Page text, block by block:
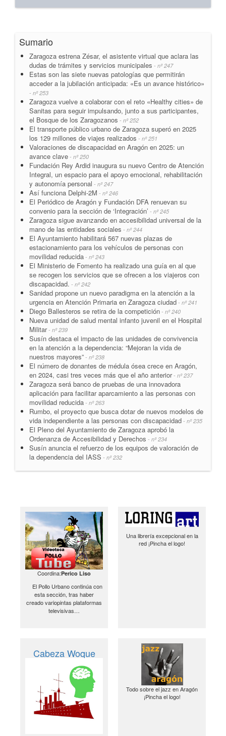
Sumario
Zaragoza estrena Zésar, el asistente virtual que aclara las
dudas de trámites y servicios municipales - nº 247
Estas son las siete nuevas patologías que permitirán
acceder a la jubilación anticipada: «Es un avance histórico»
- nº 253
Zaragoza vuelve a colaborar con el reto «Healthy cities» de
Sanitas para seguir impulsando, junto a sus participantes,
el Bosque de los Zaragozanos - nº 252
El transporte público urbano de Zaragoza superó en 2025
los 129 millones de viajes realizados - nº 251
Valoraciones de discapacidad en Aragón en 2025: un
avance clave - nº 250
Fundación Rey Ardid inaugura su nuevo Centro de Atención
Integral, un espacio para el apoyo emocional, rehabilitación
y autonomía personal - nº 247
Así funciona Delphi-2M - nº 246
El Periódico de Aragón y Fundación DFA renuevan su
convenio para la sección de ‘Integración’ - nº 245
Zaragoza sigue avanzando en accesibilidad universal de la
mano de las entidades sociales - nº 244
El Ayuntamiento habilitará 567 nuevas plazas de
estacionamiento para los vehículos de personas con
movilidad reducida - nº 243
El Ministerio de Fomento ha realizado una guía en al que
se recogen los servicios que se ofrecen a los viajeros con
discapacidad. - nº 242
Sanidad propone un nuevo paradigma en la atención a la
urgencia en Atención Primaria en Zaragoza ciudad - nº 241
Diego Ballesteros se retira de la competición - nº 240
Nueva unidad de salud mental infanto juvenil en el Hospital
Militar- nº 239
Susín destaca el impacto de las unidades de convivencia
en la atención a la dependencia: “Mejoran la vida de
nuestros mayores” - nº 238
El número de donantes de médula ósea crece en Aragón,
en 2024, casi tres veces más que el año anterior- nº 237
Zaragoza será banco de pruebas de una innovadora
aplicación para facilitar aparcamiento a las personas con
movilidad reducida - nº 263
Rumbo, el proyecto que busca dotar de nuevos modelos de
vida independiente a las personas con discapacidad - nº 235
El Pleno del Ayuntamiento de Zaragoza aprobó la
Ordenanza de Accesibilidad y Derechos - nº 234
Susín anuncia el refuerzo de los equipos de valoración de
la dependencia del IASS - nº 232
Coordina:Perico Liso
El Pollo Urbano continúa con
esta sección, tras haber
creado variopintas plataformas
televisivas…
Una librería excepcional en la
red ¡Pincha el logo!
Cabeza Woque
Todo sobre el jazz en Aragón
¡Pincha el logo!